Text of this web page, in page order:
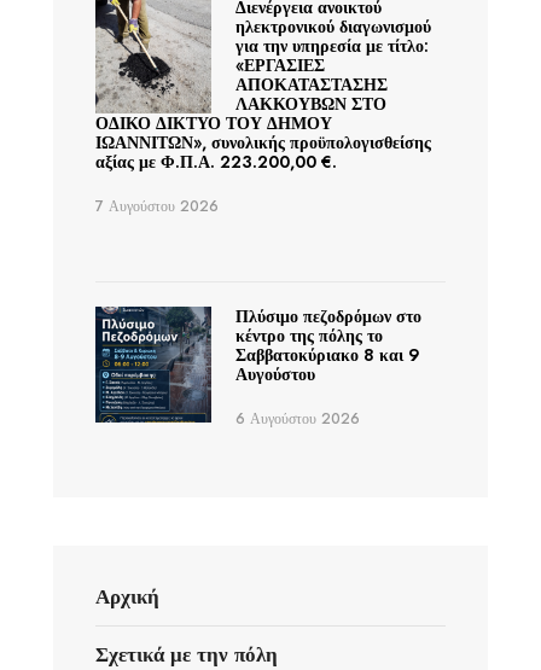
Διενέργεια ανοικτού
ηλεκτρονικού διαγωνισμού
για την υπηρεσία με τίτλο:
«ΕΡΓΑΣΙΕΣ
ΑΠΟΚΑΤΑΣΤΑΣΗΣ
ΛΑΚΚΟΥΒΩΝ ΣΤΟ
ΟΔΙΚΟ ΔΙΚΤΥΟ ΤΟΥ ΔΗΜΟΥ
ΙΩΑΝΝΙΤΩΝ», συνολικής προϋπολογισθείσης
αξίας με Φ.Π.Α. 223.200,00 €.
7 Αυγούστου 2026
Πλύσιμο πεζοδρόμων στο
κέντρο της πόλης το
Σαββατοκύριακο 8 και 9
Αυγούστου
6 Αυγούστου 2026
Αρχική
Σχετικά με την πόλη